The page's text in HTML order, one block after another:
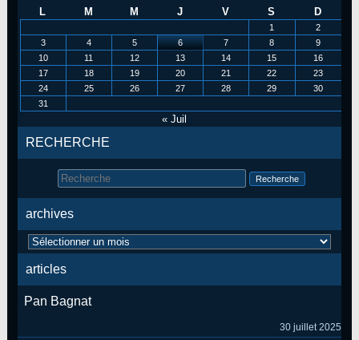
L
M M J V S D
1
2
3
4 5 6 7 8
9
10
11 12 13 14 15
16
17
18 19 20 21 22
23
24
25 26 27 28 29
30
31
« Juil
RECHERCHE
Search
for:
archives
archives
articles
Pan Bagnat
30 juillet 2025